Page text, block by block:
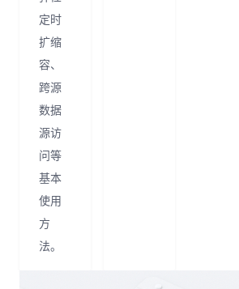
定时
扩缩
容、
跨源
数据
源访
问等
基本
使用
方
法。